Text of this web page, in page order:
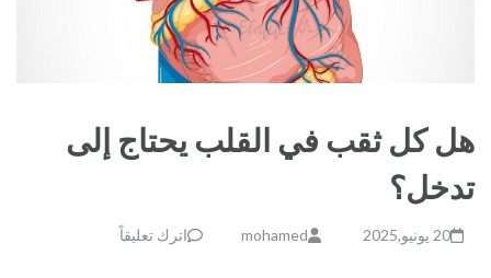
هل كل ثقب في القلب يحتاج إلى
تدخل؟
20 يونيو,2025 mohamed اترك تعليقاً